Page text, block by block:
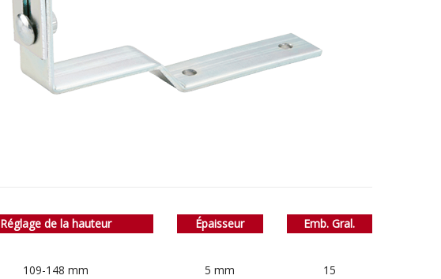
Réglage de la hauteur
109-148 mm
Épaisseur
5 mm
Emb. Gral.
15